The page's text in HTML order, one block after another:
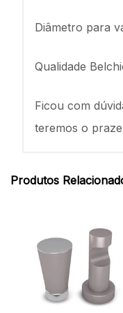
Diâmetro para
Qualidade
Ficou com
teremos o
Produtos